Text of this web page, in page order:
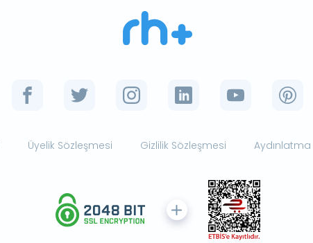
Üyelik Sözleşmesi Gizlilik Sözleşmesi